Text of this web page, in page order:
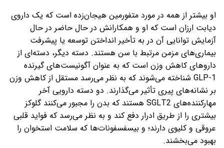
او بیشتر از همه در مورد متفورمین هیجان‌زده است که یک داروی
دیابت ارزان است که او و همکارانش در حال حاضر در حال
آزمایش توانایی آن در به تأخیر انداختن توسعه یا پیشرفت
بیماری‌های مزمن مرتبط با سن هستند. دسته دیگر، دسته‌ای از
داروهای کاهش وزن است که به عنوان آگونیست‌های گیرنده
GLP-1 شناخته می‌شوند که به نظر می‌رسد مستقل از کاهش وزن
بر نشانه‌های پیری تأثیر می‌گذارند. دو دسته دارویی آخر
مهارکننده‌های SGLT2 هستند که بدن را مجبور می‌کنند گلوکز
بیشتری را از طریق ادرار دفع کند و به نظر می‌رسد که فواید قلبی
عروقی و کلیوی دارند؛ و بیسفسفونات‌ها که سلامت استخوان را
بهبود می‌بخشند.